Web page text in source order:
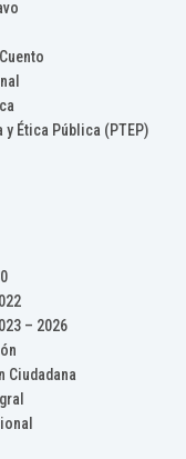
Ética Pública (PTEP)
– 2026
Ciudadana